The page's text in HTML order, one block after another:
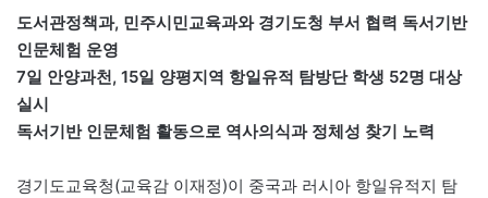
도서관정책과, 민주시민교육과와 경기도청 부서 협력 독서기반
인문체험 운영
7일 안양과천, 15일 양평지역 항일유적 탐방단 학생 52명 대상
실시
독서기반 인문체험 활동으로 역사의식과 정체성 찾기 노력
경기도교육청(교육감 이재정)이 중국과 러시아 항일유적지 탐